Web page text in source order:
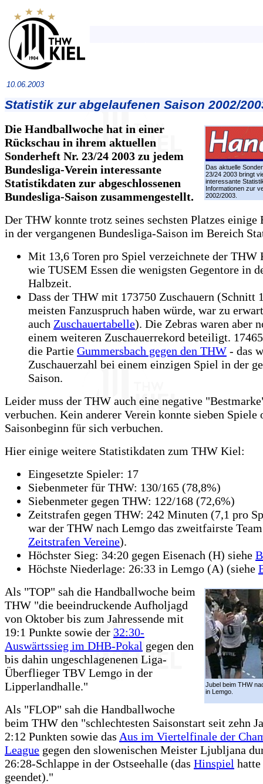
10.06.2003
Statistik zur abgelaufenen Saison 2002/
Das aktuelle
23/24 2003 bringt
interessante
Informationen zur
2002/2003.
Die Handballwoche hat in einer
Rückschau in ihrem aktuellen
Sonderheft Nr. 23/24 2003 zu jedem
Bundesliga-Verein interessante
Statistikdaten zur abgeschlossenen
Bundesliga-Saison zusammengestellt.
Der THW konnte trotz seines sechsten Platzes einige
in der vergangenen Bundesliga-Saison im Bereich
Mit 13,6 Toren pro Spiel verzeichnete der THW
wie TUSEM Essen die wenigsten Gegentore in
Halbzeit.
Dass der THW mit 173750 Zuschauern (Schnitt
meisten Fanzuspruch haben würde, war zu
auch Zuschauertabelle). Die Zebras waren aber
einem weiteren Zuschauerrekord beteiligt. 17465
die Partie Gummersbach gegen den THW - das
Zuschauerzahl bei einem einzigen Spiel in der
Saison.
Leider muss der THW auch eine negative
verbuchen. Kein anderer Verein konnte sieben Spiele
Saisonbeginn für sich verbuchen.
Hier einige weitere Statistikdaten zum THW Kiel:
Eingesetzte Spieler: 17
Siebenmeter für THW: 130/165 (78,8%)
Siebenmeter gegen THW: 122/168 (72,6%)
Zeitstrafen gegen THW: 242 Minuten (7,1 pro
war der THW nach Lemgo das zweitfairste
Zeitstrafen Vereine).
Höchster Sieg: 34:20 gegen Eisenach (H) siehe
Höchste Niederlage: 26:33 in Lemgo (A) (siehe
Jubel beim THW
in Lemgo.
Als "TOP" sah die Handballwoche beim
THW "die beeindruckende Aufholjagd
von Oktober bis zum Jahressende mit
19:1 Punkte sowie der 32:30-
Auswärtssieg im DHB-Pokal gegen den
bis dahin ungeschlagenenen Liga-
Überflieger TBV Lemgo in der
Lipperlandhalle."
Als "FLOP" sah die Handballwoche
beim THW den "schlechtesten Saisonstart seit zehn
2:12 Punkten sowie das Aus im Viertelfinale der
League gegen den slowenischen Meister Ljubljana
26:28-Schlappe in der Ostseehalle (das Hinspiel
geendet)."